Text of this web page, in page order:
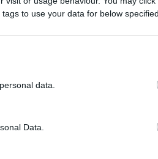
to use your data for below
data.
Data.
opotřebovaný
OD BEZKY 04.02.2026
Na lyže s mohérem, tzv. skin
nemusíme nanášet stoupací
vyžadují také péči. Jak je